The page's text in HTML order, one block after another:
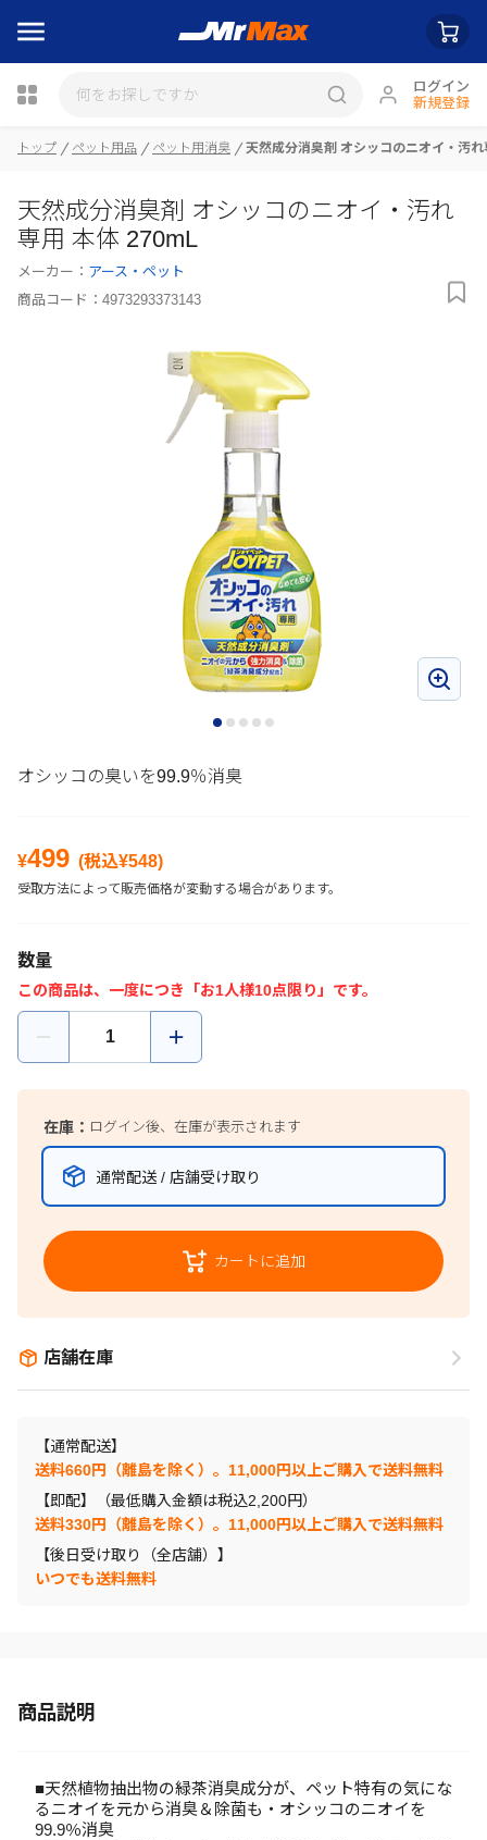
ログイン
新規登録
瓶詰
トップ ペット用品 ペット用消臭 天然成分消臭剤 オシッコのニオイ・汚
天然成分消臭剤 オシッコのニオイ・汚れ
専用 本体 270mL
メーカー： アース・ペット
商品コード： 4973293373143
オシッコの臭いを99.9％消臭
¥499 (税込¥548)
受取方法によって販売価格が変動する場合があります。
数量
この商品は、一度につき「お1人様10点限り」です。
在庫： ログイン後、在庫が表示されます
通常配送 / 店舗受け取り
カートに追加
店舗在庫
【通常配送】
送料660円（離島を除く）。11,000円以上ご購入で送料無料
【即配】（最低購入金額は税込2,200円）
送料330円（離島を除く）。11,000円以上ご購入で送料無料
【後日受け取り（全店舗）】
いつでも送料無料
商品説明
■天然植物抽出物の緑茶消臭成分が、ペット特有の気にな
るニオイを元から消臭＆除菌も・オシッコのニオイを
99.9％消臭